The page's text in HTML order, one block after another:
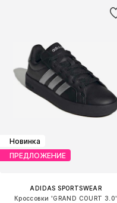
Новинка
ПРЕДЛОЖЕНИЕ
ADIDAS SPORTSWEAR
Кроссовки 'GRAND COURT 3.0'